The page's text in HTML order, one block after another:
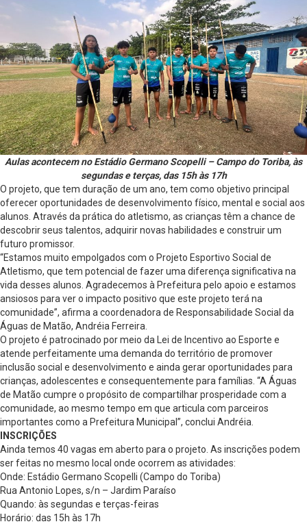
Aulas acontecem no Estádio Germano Scopelli – Campo do Toriba, às
segundas e terças, das 15h às 17h
O projeto, que tem duração de um ano, tem como objetivo principal
oferecer oportunidades de desenvolvimento físico, mental e social aos
alunos. Através da prática do atletismo, as crianças têm a chance de
descobrir seus talentos, adquirir novas habilidades e construir um
futuro promissor.
“Estamos muito empolgados com o Projeto Esportivo Social de
Atletismo, que tem potencial de fazer uma diferença significativa na
vida desses alunos. Agradecemos à Prefeitura pelo apoio e estamos
ansiosos para ver o impacto positivo que este projeto terá na
comunidade”, afirma a coordenadora de Responsabilidade Social da
Águas de Matão, Andréia Ferreira.
O projeto é patrocinado por meio da Lei de Incentivo ao Esporte e
atende perfeitamente uma demanda do território de promover
inclusão social e desenvolvimento e ainda gerar oportunidades para
crianças, adolescentes e consequentemente para famílias. “A Águas
de Matão cumpre o propósito de compartilhar prosperidade com a
comunidade, ao mesmo tempo em que articula com parceiros
importantes como a Prefeitura Municipal”, conclui Andréia.
INSCRIÇÕES
Ainda temos 40 vagas em aberto para o projeto. As inscrições podem
ser feitas no mesmo local onde ocorrem as atividades:
Onde: Estádio Germano Scopelli (Campo do Toriba)
Rua Antonio Lopes, s/n – Jardim Paraíso
Quando: às segundas e terças-feiras
Horário: das 15h às 17h